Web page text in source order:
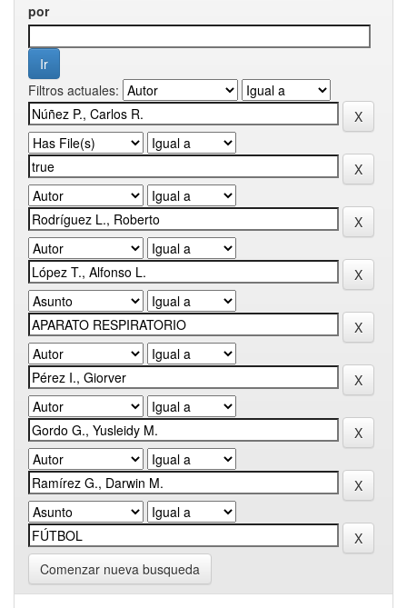
por
Filtros actuales:
Comenzar nueva busqueda